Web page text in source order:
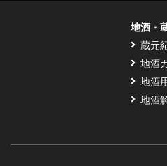
地酒・
蔵元
地酒
地酒
地酒